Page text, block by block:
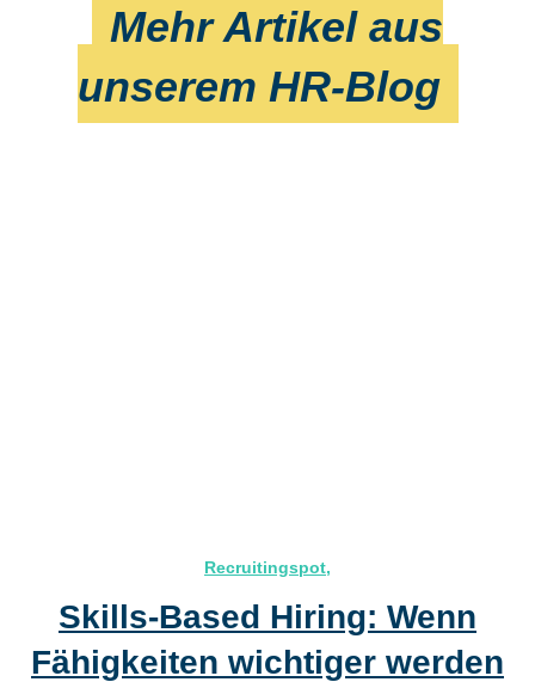
Mehr Artikel aus
unserem HR-Blog
Recruitingspot,
Skills-Based Hiring: Wenn
Fähigkeiten wichtiger werden